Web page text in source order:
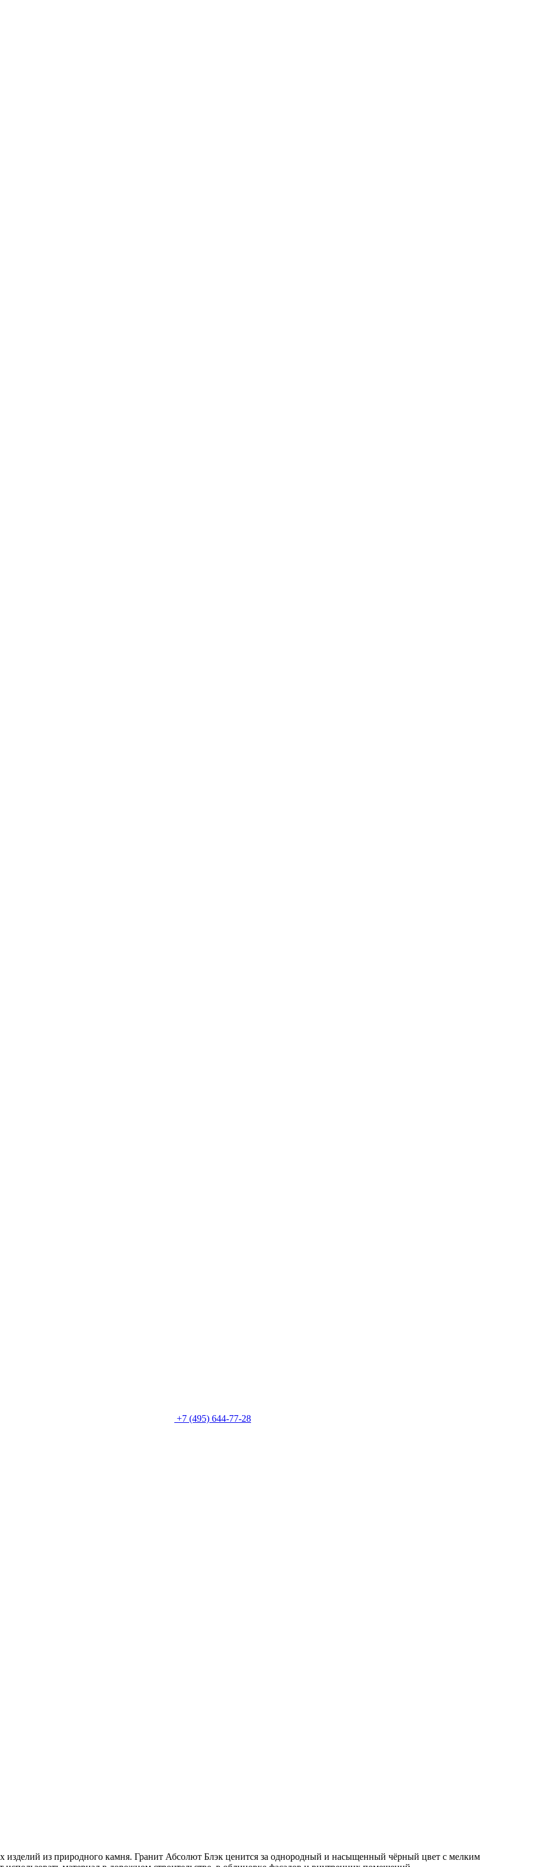
+7 (495) 644-77-28
изделий из природного камня. Гранит Абсолют Блэк ценится за однородный и насыщенный чёрный цвет с мелким